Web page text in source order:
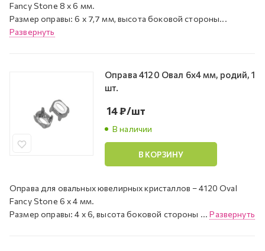
Fancy Stone 8 х 6 мм.
Размер оправы: 6 x 7,7 мм, высота боковой стороны...
Развернуть
Оправа 4120 Овал 6х4 мм, родий, 1
шт.
В наличии
14₽/шт
В КОРЗИНУ
Оправа для овальных ювелирных кристаллов – 4120 Oval
Fancy Stone 6 х 4 мм.
Размер оправы: 4 x 6, высота боковой стороны ...Развернуть